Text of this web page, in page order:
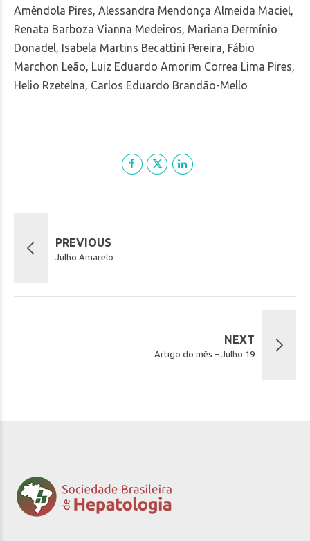
Amêndola Pires, Alessandra Mendonça Almeida Maciel,
Renata Barboza Vianna Medeiros, Mariana Dermínio
Donadel, Isabela Martins Becattini Pereira, Fábio
Marchon Leão, Luiz Eduardo Amorim Correa Lima Pires,
Helio Rzetelna, Carlos Eduardo Brandão-Mello
PREVIOUS
Julho Amarelo
NEXT
Artigo do mês – Julho.19